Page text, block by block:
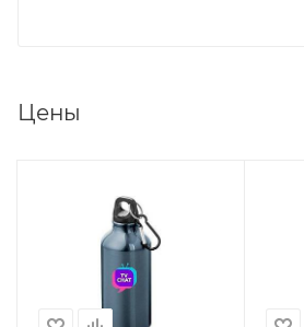
Цены